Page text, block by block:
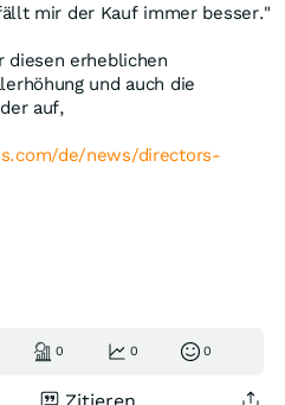
mir der Kauf immer besser."
diesen erheblichen
und auch die
auf,
de/news/directors-
0 0 0